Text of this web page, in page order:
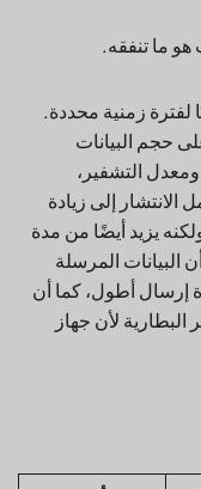
ما تنفقه.
زمنية محددة.
حجم البيانات
التشفير،
الانتشار إلى زيادة
يزيد أيضًا من مدة
البيانات المرسلة
إرسال أطول، كما أن
لأن جهاز